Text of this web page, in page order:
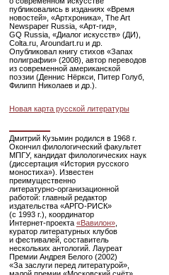
публиковались в изданиях «Время
новостей», «Артхроника», The Art
Newspaper Russia, «Арт-гид»,
GQ Russia, «Диалог искусств» (ДИ),
Colta.ru, Aroundart.ru и др.
Опубликовал книгу стихов «Запах
полиграфии» (2008), автор переводов
из современной американской
поэзии (Деннис Нёркси, Питер Голуб,
Филипп Николаев и др.).
Новая карта русской литературы
Дмитрий Кузьмин родился в 1968 г.
Окончил филологический факультет
МПГУ, кандидат филологических наук
(диссертация «История русского
моностиха»). Известен
преимущественно
литературно-организационной
работой: главный редактор
издательства «АРГО-РИСК»
(с 1993 г.), координатор
Интернет-проекта «Вавилон»,
куратор литературных клубов
и фестивалей, составитель
нескольких антологий. Лауреат
Премии Андрея Белого (2002)
«За заслуги перед литературой»,